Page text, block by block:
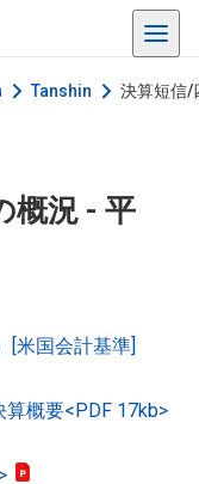
Tanshin 決算短信/
概況 - 平
[米国会計基準]
概要<PDF 17kb>